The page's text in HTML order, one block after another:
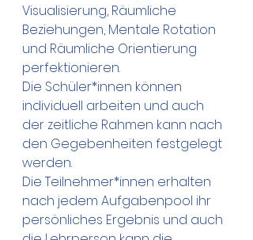
Visualisierung, Räumliche
Beziehungen, Mentale Rotation
und Räumliche Orientierung
perfektionieren.
Die Schüler*innen können
individuell arbeiten und auch
der zeitliche Rahmen kann nach
den Gegebenheiten festgelegt
werden.
Die Teilnehmer*innen erhalten
nach jedem Aufgabenpool ihr
persönliches Ergebnis und auch